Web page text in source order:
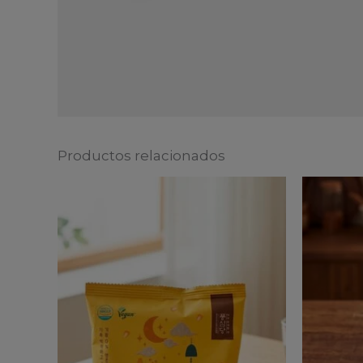
Productos relacionados